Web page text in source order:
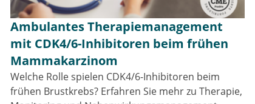
Ambulantes Therapiemanagement
mit CDK4/6-Inhibitoren beim frühen
Mammakarzinom
Welche Rolle spielen CDK4/6-Inhibitoren beim
frühen Brustkrebs? Erfahren Sie mehr zu Therapie,